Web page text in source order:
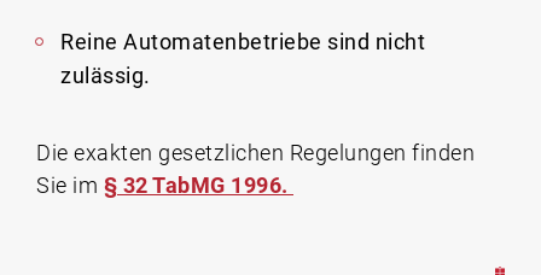
Reine Automatenbetriebe sind nicht
zulässig.
Die exakten gesetzlichen Regelungen finden
Sie im § 32 TabMG 1996.